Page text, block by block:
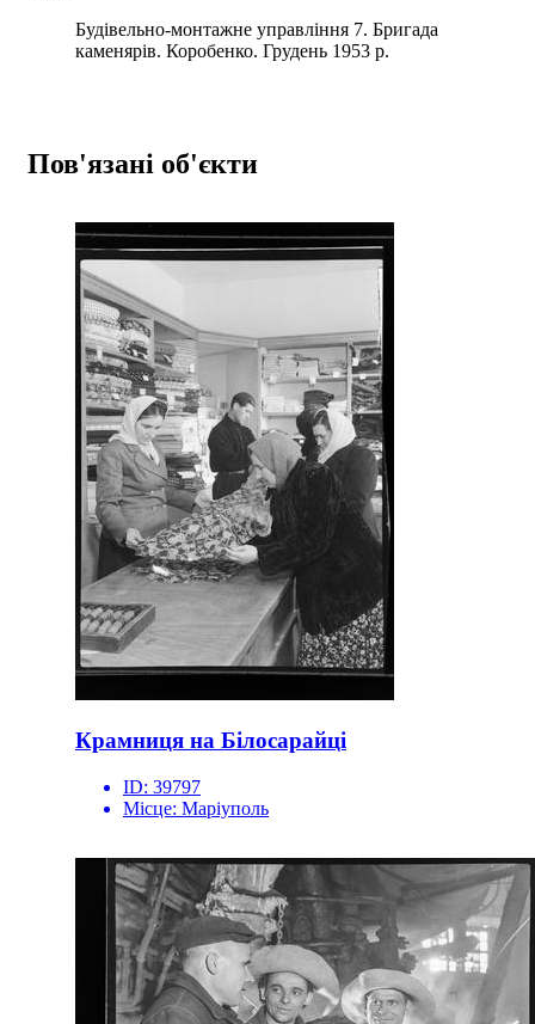
Будівельно-монтажне управління 7. Бригада
каменярів. Коробенко. Грудень 1953 р.
Пов'язані об'єкти
Крамниця на Білосарайці
ID: 39797
Місце: Маріуполь